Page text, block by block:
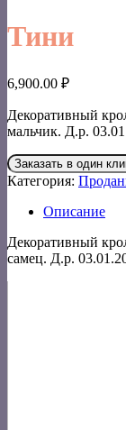
Тини
6,900.00 ₽
Декоративный
мальчик. Д.р.
Заказать в один
Категория:
Описание
Декоративный
самец. Д.р.